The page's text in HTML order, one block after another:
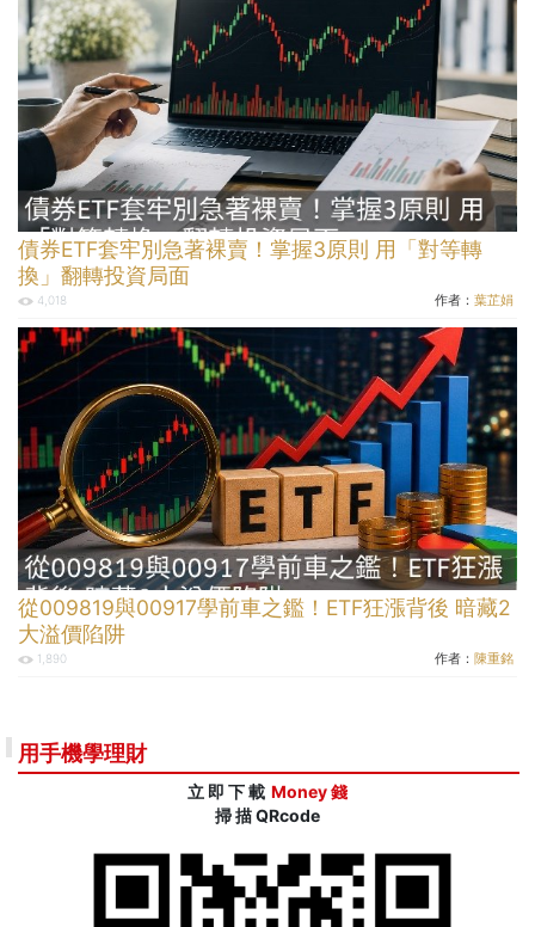
債券ETF套牢別急著裸賣！掌握3原則 用「對等轉
換」翻轉投資局面
4,018 作者： 葉芷娟
從009819與00917學前車之鑑！ETF狂漲背後 暗藏2
大溢價陷阱
1,890 作者： 陳重銘
用手機學理財
立 即 下 載 Money 錢
掃 描 QRcode